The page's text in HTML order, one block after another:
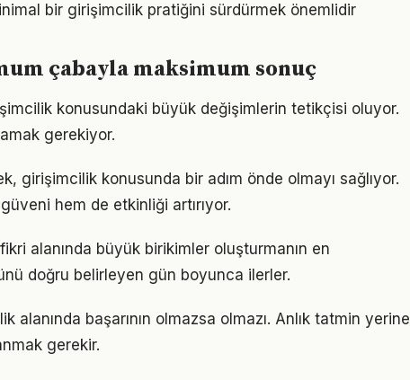
bir girişimcilik pratiğini sürdürmek önemlidir
çabayla maksimum sonuç
konusundaki büyük değişimlerin tetikçisi oluyor.
gerekiyor.
girişimcilik konusunda bir adım önde olmayı sağlıyor.
hem de etkinliği artırıyor.
alanında büyük birikimler oluşturmanın en
doğru belirleyen gün boyunca ilerler.
alanında başarının olmazsa olmazı. Anlık tatmin yerine
gerekir.